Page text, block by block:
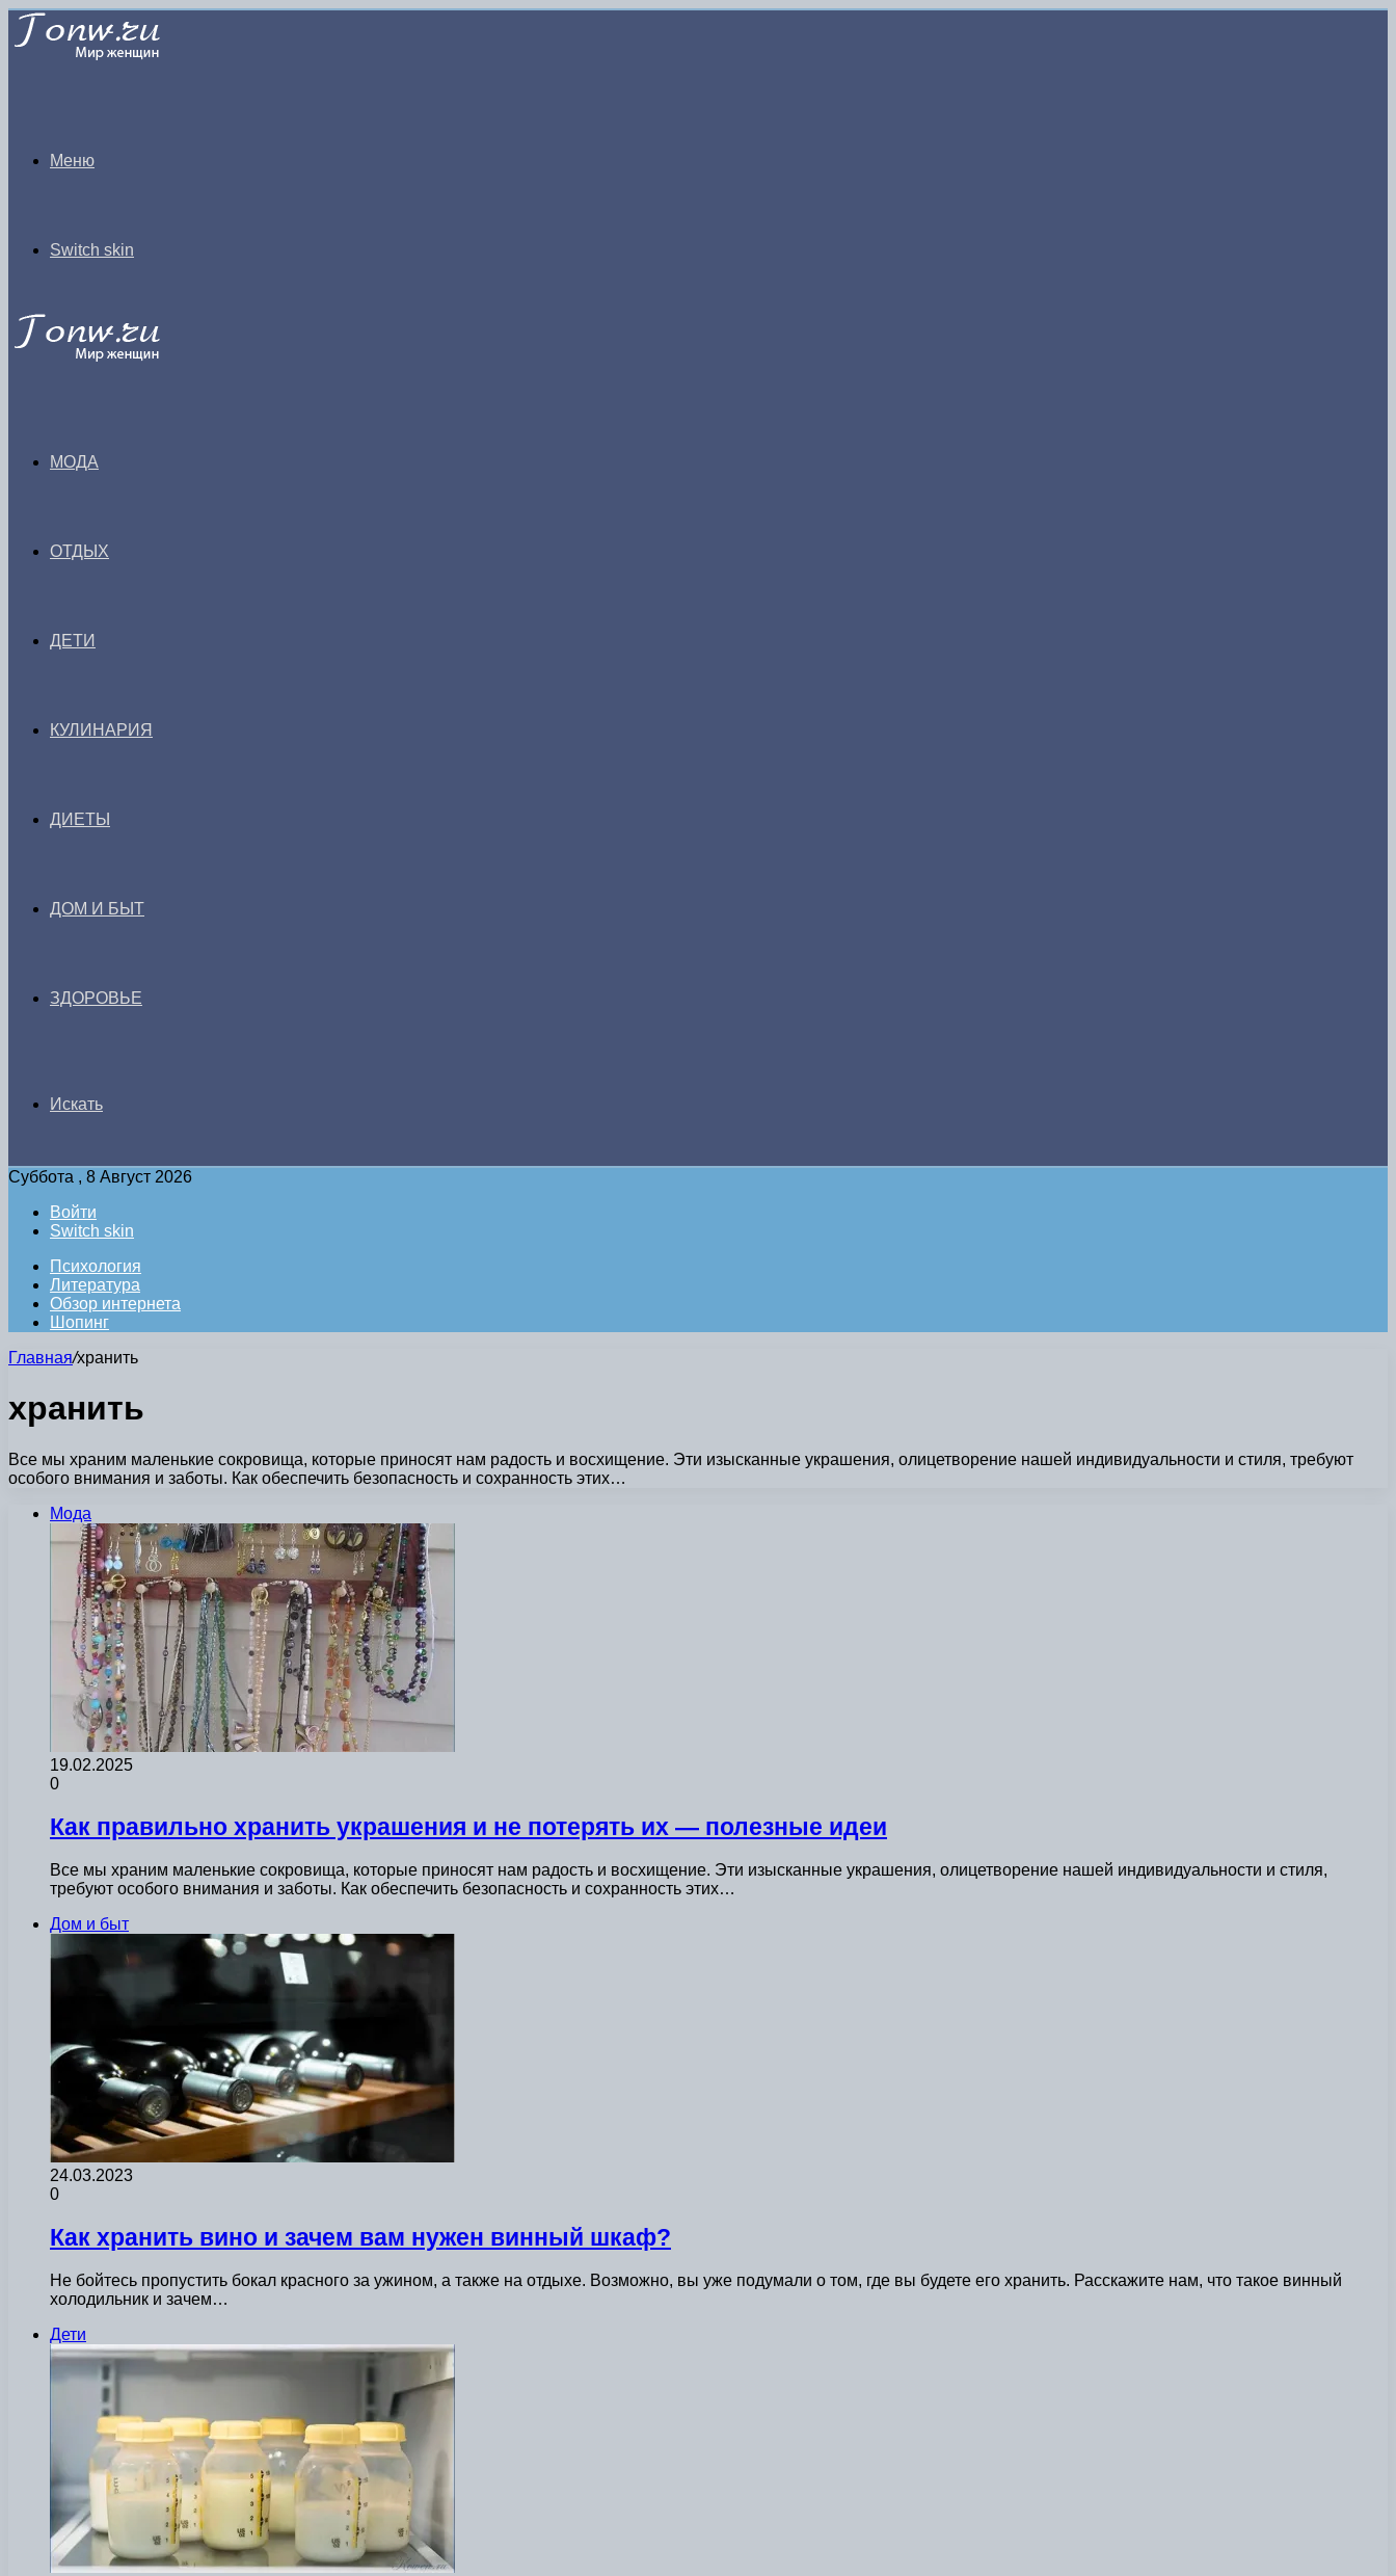
Меню
Switch skin
МОДА
ОТДЫХ
ДЕТИ
КУЛИНАРИЯ
ДИЕТЫ
ДОМ И БЫТ
ЗДОРОВЬЕ
Искать
Суббота , 8 Август 2026
Войти
Switch skin
Психология
Литература
Обзор интернета
Шопинг
Главная/хранить
хранить
Все мы храним маленькие сокровища, которые приносят нам радость и восхищение. Эти изысканные украшения, олицетворение нашей индивидуальности и стиля, требуют
особого внимания и заботы. Как обеспечить безопасность и сохранность этих…
Мода
19.02.2025
0
Как правильно хранить украшения и не потерять их — полезные идеи
Все мы храним маленькие сокровища, которые приносят нам радость и восхищение. Эти изысканные украшения, олицетворение нашей индивидуальности и стиля,
требуют особого внимания и заботы. Как обеспечить безопасность и сохранность этих…
Дом и быт
24.03.2023
0
Как хранить вино и зачем вам нужен винный шкаф?
Не бойтесь пропустить бокал красного за ужином, а также на отдыхе. Возможно, вы уже подумали о том, где вы будете его хранить. Расскажите нам, что такое винный
холодильник и зачем…
Дети